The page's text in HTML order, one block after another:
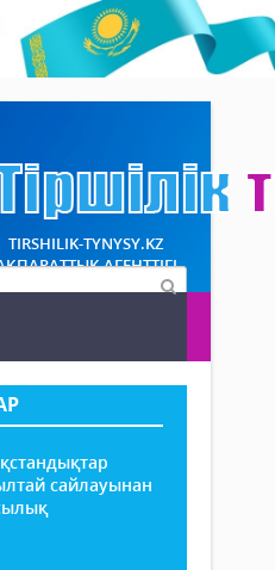
TIRSHILIK-TYNYSY.KZ
АГЕНТТІГІ
сайлауынан